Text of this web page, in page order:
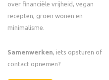
over financiële vrijheid, vegan
recepten, groen wonen en
minimalisme.
Samenwerken, iets opsturen of
contact opnemen?